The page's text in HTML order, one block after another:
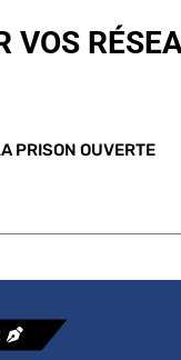
VOS
PRISON OUVERTE